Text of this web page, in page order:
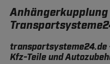
transportsysteme24.de
Kfz-Teile und